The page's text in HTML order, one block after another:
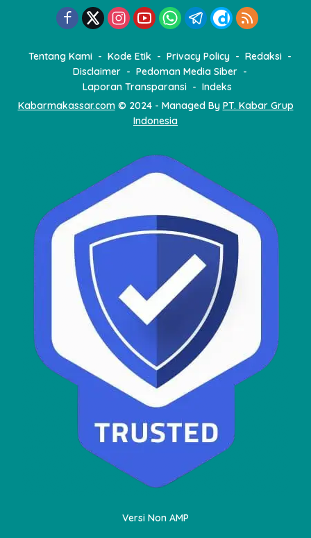
Tentang Kami Kode Etik Privacy Policy
Redaksi
Disclaimer
Pedoman Media Siber
Laporan Transparansi
Indeks
Kabarmakassar.com© 2024 - Managed By PT. Kabar Grup
Indonesia
Versi Non AMP